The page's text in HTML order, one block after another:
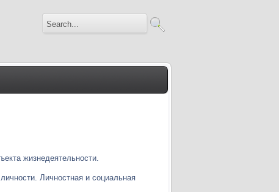
жизнедеятельности.
Личностная и социальная